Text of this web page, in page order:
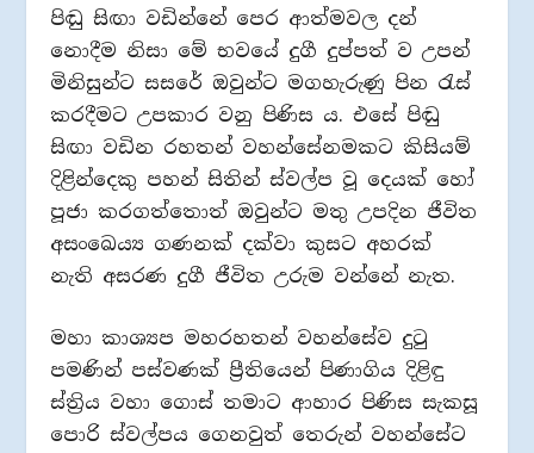
පිඬු සිඟා වඩින්නේ පෙර ආත්මවල දන්
නොදීම නිසා මේ භවයේ දුගී දුප්පත් ව උපන්
මිනිසුන්ට සසරේ ඔවුන්ට මගහැරුණු පින රැස්
කරදීමට උපකාර වනු පිණිස ය. එසේ පිඬු
සිඟා වඩින රහතන් වහන්සේනමකට කිසියම්
දිළින්දෙකු පහන් සිතින් ස්වල්ප වූ දෙයක් හෝ
පූජා කරගත්තොත් ඔවුන්ට මතු උපදින ජීවිත
අසංඛෙය්‍ය ගණනක් දක්වා කුසට අහරක්
නැති අසරණ දුගී ජීවිත උරුම වන්නේ නැත.
මහා කාශ්‍යප මහරහතන් වහන්සේව දුටු
පමණින් පස්වණක් ප්‍රීතියෙන් පිණාගිය දිළිඳු
ස්ත්‍රිය වහා ගොස් තමාට ආහාර පිණිස සැකසූ
පොරි ස්වල්පය ගෙනවුත් තෙරුන් වහන්සේට